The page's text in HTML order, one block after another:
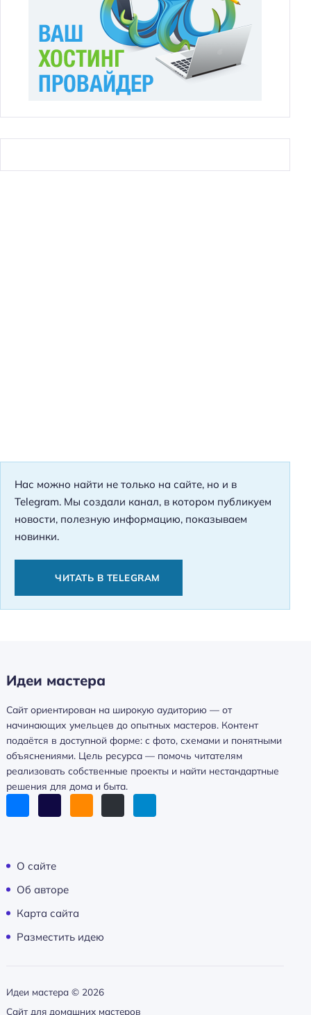
Нас можно найти не только на сайте, но и в
Telegram. Мы создали канал, в котором публикуем
новости, полезную информацию, показываем
новинки.
ЧИТАТЬ В TELEGRAM
Идеи мастера
Сайт ориентирован на широкую аудиторию — от
начинающих умельцев до опытных мастеров. Контент
подаётся в доступной форме: с фото, схемами и понятными
объяснениями. Цель ресурса — помочь читателям
реализовать собственные проекты и найти нестандартные
решения для дома и быта.
О сайте
Об авторе
Карта сайта
Разместить идею
Идеи мастера © 2026
Сайт для домашних мастеров